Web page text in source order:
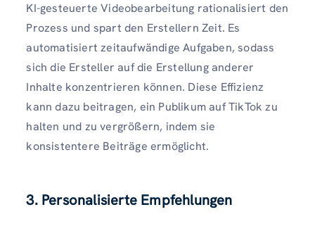
KI-gesteuerte Videobearbeitung rationalisiert den
Prozess und spart den Erstellern Zeit. Es
automatisiert zeitaufwändige Aufgaben, sodass
sich die Ersteller auf die Erstellung anderer
Inhalte konzentrieren können. Diese Effizienz
kann dazu beitragen, ein Publikum auf TikTok zu
halten und zu vergrößern, indem sie
konsistentere Beiträge ermöglicht.
3. Personalisierte Empfehlungen